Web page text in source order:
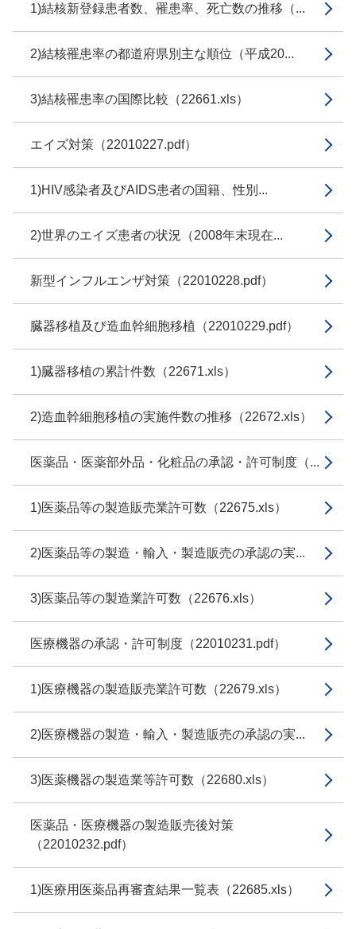
1)結核新登録患者数、罹患率、死亡数の推移（...
2)結核罹患率の都道府県別主な順位（平成20...
3)結核罹患率の国際比較（22661.xls）
エイズ対策（22010227.pdf）
1)HIV感染者及びAIDS患者の国籍、性別...
2)世界のエイズ患者の状況（2008年末現在...
新型インフルエンザ対策（22010228.pdf）
臓器移植及び造血幹細胞移植（22010229.pdf）
1)臓器移植の累計件数（22671.xls）
2)造血幹細胞移植の実施件数の推移（22672.xls）
医薬品・医薬部外品・化粧品の承認・許可制度（...
1)医薬品等の製造販売業許可数（22675.xls）
2)医薬品等の製造・輸入・製造販売の承認の実...
3)医薬品等の製造業許可数（22676.xls）
医療機器の承認・許可制度（22010231.pdf）
1)医療機器の製造販売業許可数（22679.xls）
2)医療機器の製造・輸入・製造販売の承認の実...
3)医薬機器の製造業等許可数（22680.xls）
医薬品・医療機器の製造販売後対策
（22010232.pdf）
1)医療用医薬品再審査結果一覧表（22685.xls）